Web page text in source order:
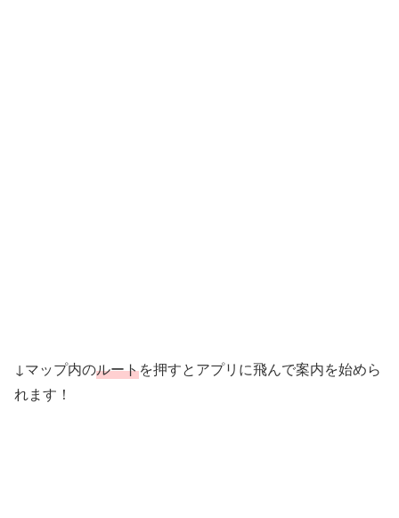
↓マップ内のルートを押すとアプリに飛んで案内を始めら
れます！